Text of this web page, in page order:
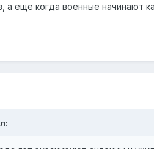
а еще когда военные начинают